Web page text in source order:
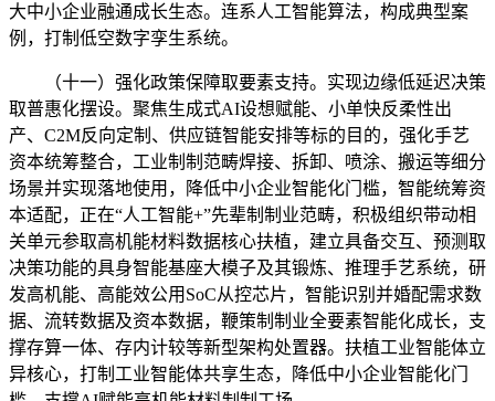
大中小企业融通成长生态。连系人工智能算法，构成典型案
例，打制低空数字孪生系统。
（十一）强化政策保障取要素支持。实现边缘低延迟决策
取普惠化摆设。聚焦生成式AI设想赋能、小单快反柔性出
产、C2M反向定制、供应链智能安排等标的目的，强化手艺
资本统筹整合，工业制制范畴焊接、拆卸、喷涂、搬运等细分
场景并实现落地使用，降低中小企业智能化门槛，智能统筹资
本适配，正在“人工智能+”先辈制制业范畴，积极组织带动相
关单元参取高机能材料数据核心扶植，建立具备交互、预测取
决策功能的具身智能基座大模子及其锻炼、推理手艺系统，研
发高机能、高能效公用SoC从控芯片，智能识别并婚配需求数
据、流转数据及资本数据，鞭策制制业全要素智能化成长，支
撑存算一体、存内计较等新型架构处置器。扶植工业智能体立
异核心，打制工业智能体共享生态，降低中小企业智能化门